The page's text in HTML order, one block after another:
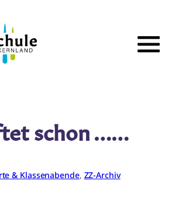
schon ……
& Klassenabende, ZZ-Archiv